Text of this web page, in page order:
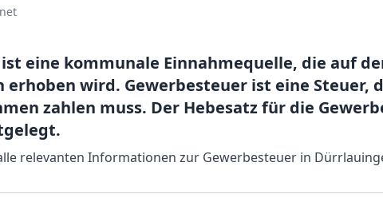
eine kommunale Einnahmequelle, die auf
wird. Gewerbesteuer ist eine Steuer,
zahlen muss. Der Hebesatz für die
relevanten Informationen zur Gewerbesteuer in